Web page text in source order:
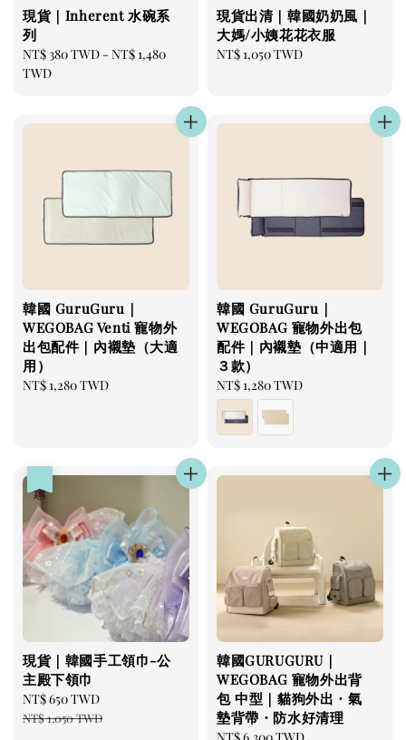
現貨｜Inherent 水碗系
列
Regular
price
NT$ 380 TWD - NT$ 1,480
TWD
現貨出清｜韓國奶奶風｜
大媽/小姨花花衣服
Regular
NT$ 1,050 TWD
韓國 GuruGuru｜
WEGOBAG Venti 寵物外
出包配件｜內襯墊（大適
用）
Regular
NT$ 1,280 TWD
韓國 GuruGuru｜
WEGOBAG 寵物外出包
配件｜內襯墊（中適用｜
３款）
Regular
price
NT$ 1,280 TWD
現貨｜韓國手工領巾-公
主殿下領巾
Sale
price
NT$ 650 TWD
NT$ 1,050 TWD
韓國GURUGURU｜
WEGOBAG 寵物外出背
包 中型｜貓狗外出・氣
墊背帶・防水好清理